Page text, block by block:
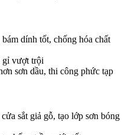
dính tốt, chống hóa chất
gỉ vượt trội
sơn dầu, thi công phức tạp
sắt giả gỗ, tạo lớp sơn bóng